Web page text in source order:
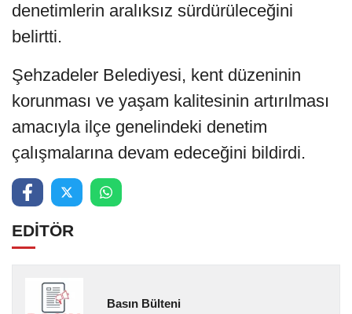
denetimlerin aralıksız sürdürüleceğini
belirtti.
Şehzadeler Belediyesi, kent düzeninin
korunması ve yaşam kalitesinin artırılması
amacıyla ilçe genelindeki denetim
çalışmalarına devam edeceğini bildirdi.
EDİTÖR
Basın Bülteni